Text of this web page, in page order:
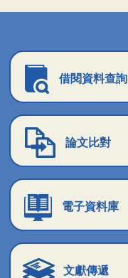
借閱資料查詢
論文比對
電子資料庫
文獻傳遞